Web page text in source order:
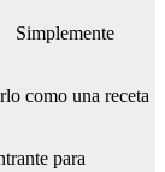
Simplemente
como una receta
para